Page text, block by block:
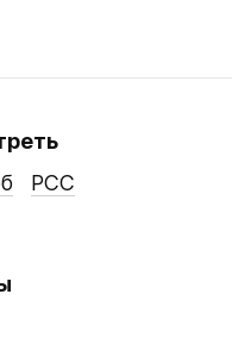
РСС